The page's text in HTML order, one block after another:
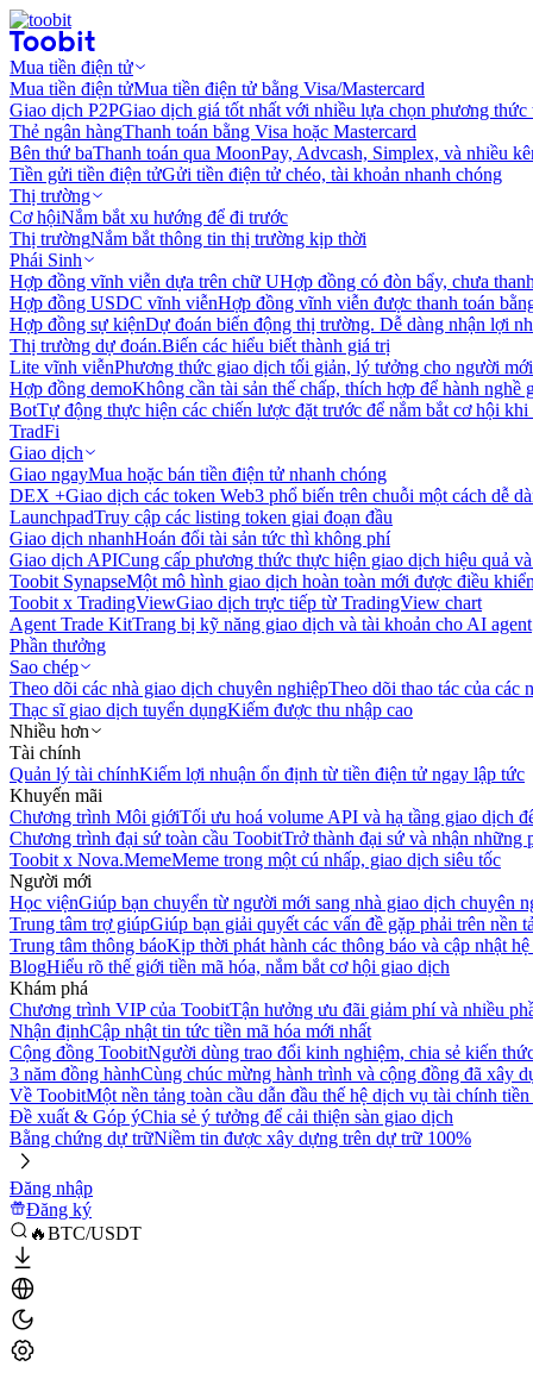
Mua tiền điện tử
Mua tiền điện tửMua tiền điện tử bằng Visa/Mastercard
Giao dịch P2PGiao dịch giá tốt nhất với nhiều lựa chọn phương thức
Thẻ ngân hàngThanh toán bằng Visa hoặc Mastercard
Bên thứ baThanh toán qua MoonPay, Advcash, Simplex, và nhiều
Tiền gửi tiền điện tửGửi tiền điện tử chéo, tài khoản nhanh chóng
Thị trường
Cơ hộiNắm bắt xu hướng để đi trước
Thị trườngNắm bắt thông tin thị trường kịp thời
Phái Sinh
Hợp đồng vĩnh viễn dựa trên chữ UHợp đồng có đòn bẩy, chưa
Hợp đồng USDC vĩnh viễnHợp đồng vĩnh viễn được thanh toán
Hợp đồng sự kiệnDự đoán biến động thị trường. Dễ dàng nhận lợi
Thị trường dự đoán.Biến các hiểu biết thành giá trị
Lite vĩnh viễnPhương thức giao dịch tối giản, lý tưởng cho người
Hợp đồng demoKhông cần tài sản thế chấp, thích hợp để hành nghề
BotTự động thực hiện các chiến lược đặt trước để nắm bắt cơ hội
TradFi
Giao dịch
Giao ngayMua hoặc bán tiền điện tử nhanh chóng
DEX +Giao dịch các token Web3 phổ biến trên chuỗi một cách dễ
LaunchpadTruy cập các listing token giai đoạn đầu
Giao dịch nhanhHoán đổi tài sản tức thì không phí
Giao dịch APICung cấp phương thức thực hiện giao dịch hiệu quả
Toobit SynapseMột mô hình giao dịch hoàn toàn mới được điều
Toobit x TradingViewGiao dịch trực tiếp từ TradingView chart
Agent Trade KitTrang bị kỹ năng giao dịch và tài khoản cho AI agent
Phần thưởng
Sao chép
Theo dõi các nhà giao dịch chuyên nghiệpTheo dõi thao tác của các
Thạc sĩ giao dịch tuyển dụngKiếm được thu nhập cao
Nhiều hơn
Tài chính
Quản lý tài chínhKiếm lợi nhuận ổn định từ tiền điện tử ngay lập tức
Khuyến mãi
Chương trình Môi giớiTối ưu hoá volume API và hạ tầng giao dịch
Chương trình đại sứ toàn cầu ToobitTrở thành đại sứ và nhận những
Toobit x Nova.MemeMeme trong một cú nhấp, giao dịch siêu tốc
Người mới
Học việnGiúp bạn chuyển từ người mới sang nhà giao dịch chuyên
Trung tâm trợ giúpGiúp bạn giải quyết các vấn đề gặp phải trên nền
Trung tâm thông báoKịp thời phát hành các thông báo và cập nhật
BlogHiểu rõ thế giới tiền mã hóa, nắm bắt cơ hội giao dịch
Khám phá
Chương trình VIP của ToobitTận hưởng ưu đãi giảm phí và nhiều
Nhận địnhCập nhật tin tức tiền mã hóa mới nhất
Cộng đồng ToobitNgười dùng trao đổi kinh nghiệm, chia sẻ kiến
3 năm đồng hànhCùng chúc mừng hành trình và cộng đồng đã xây
Về ToobitMột nền tảng toàn cầu dẫn đầu thế hệ dịch vụ tài chính
Đề xuất & Góp ýChia sẻ ý tưởng để cải thiện sàn giao dịch
Bằng chứng dự trữNiềm tin được xây dựng trên dự trữ 100%
Đăng nhập
Đăng ký
🔥BTC/USDT